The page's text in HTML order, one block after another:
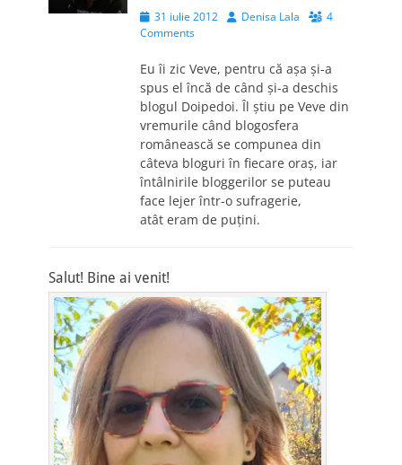
Posted
on
31 iulie 2012 AuthorDenisa Lala
4
Comments
Eu îi zic Veve, pentru că aşa şi-a
spus el încă de când şi-a deschis
blogul Doipedoi. Îl ştiu pe Veve din
vremurile când blogosfera
românească se compunea din
câteva bloguri în fiecare oraş, iar
întâlnirile bloggerilor se puteau
face lejer într-o sufragerie,
atât eram de puţini.
Salut! Bine ai venit!